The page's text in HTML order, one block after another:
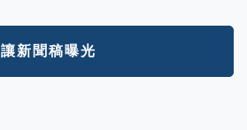
讓新聞稿曝光